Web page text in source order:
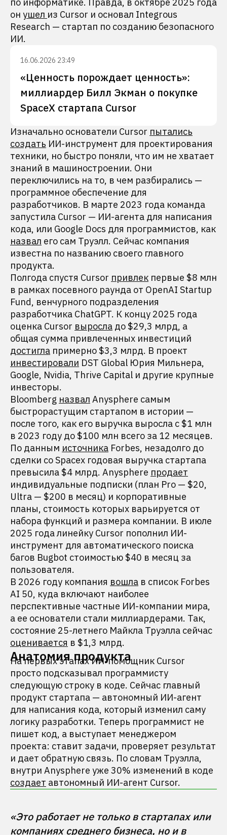
он ушел из Cursor и основал Integrous
Research — стартап по созданию безопасного
ИИ.
16.06.2026 23:49
«Ценность порождает ценность»:
миллиардер Билл Экман о покупке
SpaceX стартапа Cursor
Изначально основатели Cursor пытались
создать ИИ-инструмент для проектирования
техники, но быстро поняли, что им не хватает
знаний в машиностроении. Они
переключились на то, в чем разбирались —
программное обеспечение для
разработчиков. В марте 2023 года команда
запустила Cursor — ИИ-агента для написания
кода, или Google Docs для программистов, как
назвал его сам Труэлл. Сейчас компания
известна по названию своего главного
продукта.
Полгода спустя Cursor привлек первые $8 млн
в рамках посевного раунда от OpenAI Startup
Fund, венчурного подразделения
разработчика ChatGPT. К концу 2025 года
оценка Cursor выросла до $29,3 млрд, а
общая сумма привлеченных инвестиций
достигла примерно $3,3 млрд. В проект
инвестировали DST Global Юрия Мильнера,
Google, Nvidia, Thrive Capital и другие крупные
инвесторы.
Bloomberg назвал Anysphere самым
быстрорастущим стартапом в истории —
после того, как его выручка выросла с $1 млн
в 2023 году до $100 млн всего за 12 месяцев.
По данным источника Forbes, незадолго до
сделки со Spacex годовая выручка стартапа
превысила $4 млрд. Anysphere продает
индивидуальные подписки (план Pro — $20,
Ultra — $200 в месяц) и корпоративные
планы, стоимость которых варьируется от
набора функций и размера компании. В июле
2025 года линейку Cursor пополнил ИИ-
инструмент для автоматического поиска
багов Bugbot стоимостью $40 в месяц за
пользователя.
В 2026 году компания вошла в список Forbes
AI 50, куда включают наиболее
перспективные частные ИИ-компании мира,
а ее основатели стали миллиардерами. Так,
состояние 25-летнего Майкла Труэлла сейчас
оценивается в $1,3 млрд.
Анатомия продукта
На первых этапах ИИ-помощник Cursor
просто подсказывал программисту
следующую строку в коде. Сейчас главный
продукт стартапа — автономный ИИ-агент
для написания кода, который изменил саму
логику разработки. Теперь программист не
пишет код, а выступает менеджером
проекта: ставит задачи, проверяет результат
и дает обратную связь. По словам Труэлла,
внутри Anysphere уже 30% изменений в коде
создает автономный ИИ-агент Cursor.
«Это работает не только в стартапах или
компаниях среднего бизнеса, но и в